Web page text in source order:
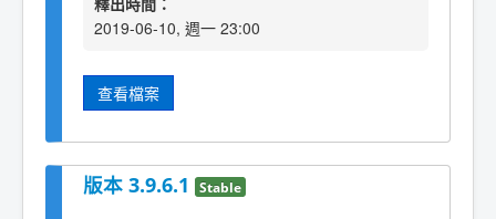
2019-06-10, 週一 23:00
查看檔案
版本 3.9.6.1 Stable